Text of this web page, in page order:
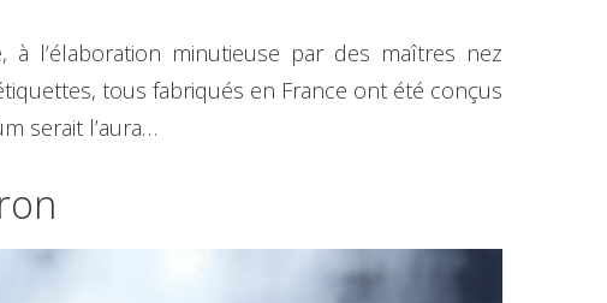
l’élaboration minutieuse par des maîtres nez
tous fabriqués en France ont été conçus
serait l’aura…